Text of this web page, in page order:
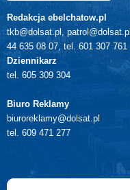
Redakcja ebelchatow.pl
tkb@dolsat.pl, patrol@dolsat.pl
44 635 08 07, tel. 601 307 761
Dziennikarz
tel. 605 309 304
Biuro Reklamy
biuroreklamy@dolsat.pl
tel. 609 471 277